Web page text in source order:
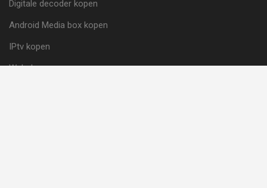
Digitale decoder kopen
Android Media box kopen
IPtv kopen
Webshop